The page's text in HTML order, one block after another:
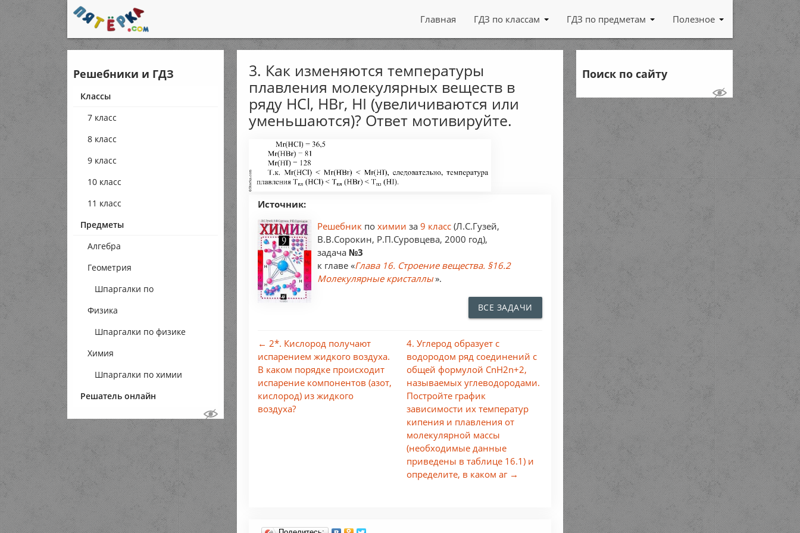
Главная ГДЗ по классам ГДЗ по предметам Полезное
Решебники и ГДЗ
Классы
7 класс
8 класс
9 класс
10 класс
11 класс
Предметы
Алгебра
Геометрия
Шпаргалки по
геометрии
Физика
Шпаргалки по физике
Химия
Шпаргалки по химии
Решатель онлайн
3. Как изменяются температуры
плавления молекулярных веществ в
ряду НСl, HBr, HI (увеличиваются или
уменьшаются)? Ответ мотивируйте.
Источник:
Решебник похимииза9 класс (Л.С.Гузей,
В.В.Сорокин, Р.П.Суровцева, 2000 год),
задача №3
к главе «Глава 16. Строение вещества. §16.2
Молекулярные кристаллы».
ВСЕ ЗАДАЧИ
← 2*. Кислород получают
испарением жидкого воздуха.
В каком порядке происходит
испарение компонентов (азот,
кислород) из жидкого
воздуха?
4. Углерод образует с
водородом ряд соединений с
общей формулой СnН2n+2,
называемых углеводородами.
Постройте график
зависимости их температур
кипения и плавления от
молекулярной массы
(необходимые данные
приведены в таблице 16.1) и
определите, в каком аг →
Поиск по сайту